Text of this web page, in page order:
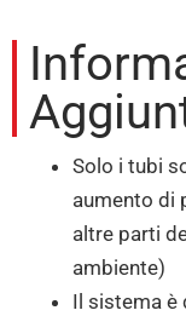
Solo i tubi
aumento di
altre parti
ambiente)
Il sistema è